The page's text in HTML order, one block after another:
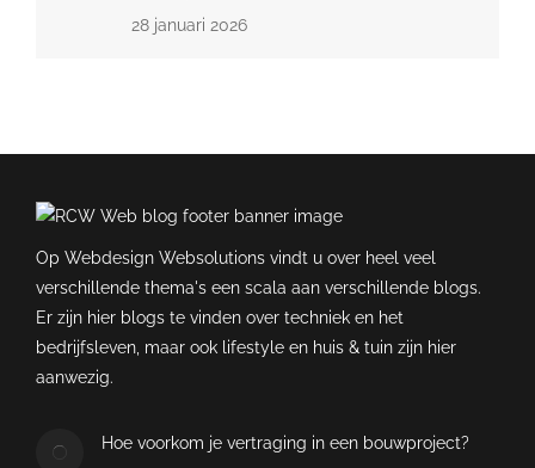
28 januari 2026
Op Webdesign Websolutions vindt u over heel veel
verschillende thema's een scala aan verschillende blogs.
Er zijn hier blogs te vinden over techniek en het
bedrijfsleven, maar ook lifestyle en huis & tuin zijn hier
aanwezig.
Hoe voorkom je vertraging in een bouwproject?